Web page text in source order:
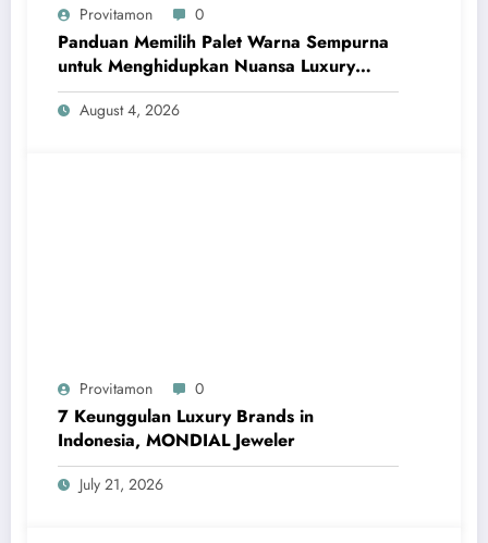
Provitamon 0
Panduan Memilih Palet Warna Sempurna
untuk Menghidupkan Nuansa Luxury
Bathrooms
August 4, 2026
Provitamon 0
7 Keunggulan Luxury Brands in
Indonesia, MONDIAL Jeweler
July 21, 2026